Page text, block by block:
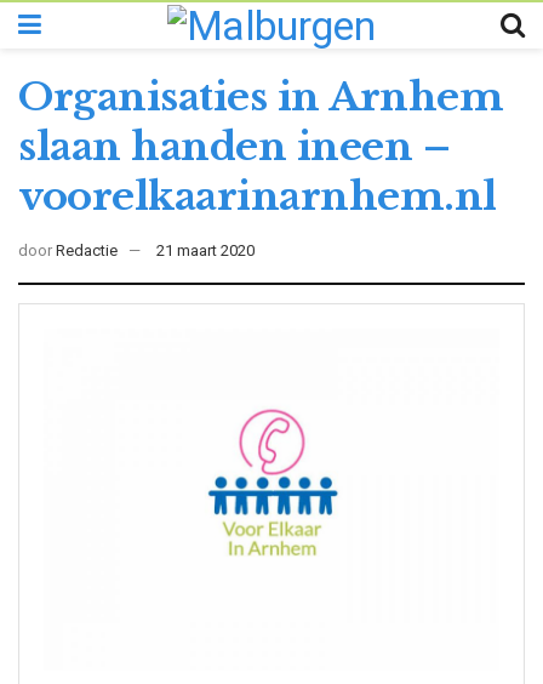
Organisaties in Arnhem
slaan handen ineen –
voorelkaarinarnhem.nl
door Redactie 21 maart 2020